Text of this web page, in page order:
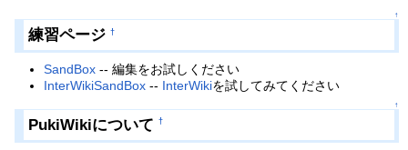
↑
練習ページ †
SandBox -- 編集をお試しください
InterWikiSandBox -- InterWikiを試してみてください
↑
PukiWikiについて †